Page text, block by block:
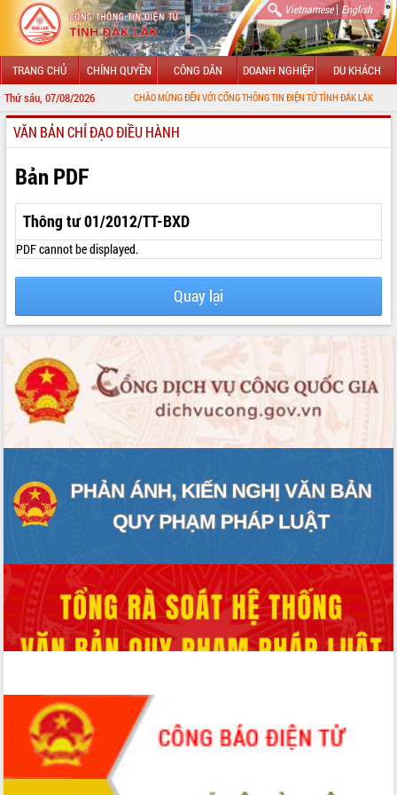
Vietnamese| English
TRANG CHỦ CHÍNH QUYỀN CÔNG DÂN DOANH NGHIỆP DU KHÁCH
Thứ sáu, 07/08/2026 CHÀO MỪNG ĐẾN VỚI CỔNG THÔNG TIN ĐIỆN TỬ TỈNH ĐẮK LẮK
GIỚI THIỆU
LÃNH ĐẠO UBND TỈNH
TIN TỨC SỰ KIỆN
SỞ, BAN, NGÀNH
UBND CÁC XÃ, PHƯỜNG
THÔNG TIN CHỈ ĐẠO ĐIỀU HÀNH
VĂN BẢN HĐND TỈNH
ĐIỂM TIN VĂN BẢN
VĂN BẢN CHỈ ĐẠO ĐIỀU HÀNH
Bản PDF
Thông tư 01/2012/TT-BXD
PDF cannot be displayed.
Quay lại